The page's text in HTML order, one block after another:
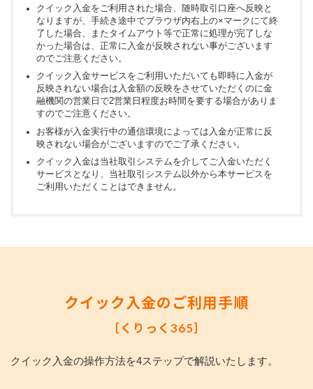
三井住
友銀行
詳細は三井住友銀行のHPよりご確認くだ
さい。
http://www.smbc.co.jp/
みずほ
銀行
土曜日22:00～翌日曜日8:00、第1・4土
曜日の3:00～5:00
詳細はみずほ銀行のHPよりご確認くださ
い。
http://www.mizuhobank.co.jp/
楽天銀
行
日付（入出金履歴などに表示される楽天
銀行内の日付）の更新前後、数秒間～数
分間お取引できません。
行
毎月第2土曜日21:00～翌朝7:00
さい。
http://direct.bk.mufg.jp/
クイック入金をご利用された場合、随時取引口座へ反映と
なりますが、手続き途中でブラウザ内右上の×マークにて終
了した場合、またタイムアウト等で正常に処理が完了しな
かった場合は、正常に入金が反映されない事がございます
のでご注意ください。
クイック入金サービスをご利用いただいても即時に入金が
反映されない場合は入金額の反映をさせていただくのに金
融機関の営業日で2営業日程度お時間を要する場合がありま
すのでご注意ください。
お客様が入金実行中の通信環境によっては入金が正常に反
映されない場合がございますのでご了承ください。
クイック入金は当社取引システムを介してご入金いただく
サービスとなり、当社取引システム以外から本サービスを
ご利用いただくことはできません。
クイック入金のご利用手順
［くりっく365］
クイック入金の操作方法を4ステップで解説いたします。